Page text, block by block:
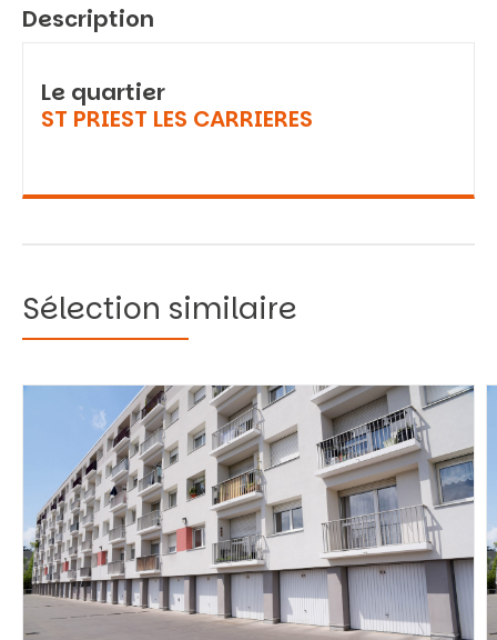
Description
Le quartier
ST PRIEST LES CARRIERES
Sélection similaire